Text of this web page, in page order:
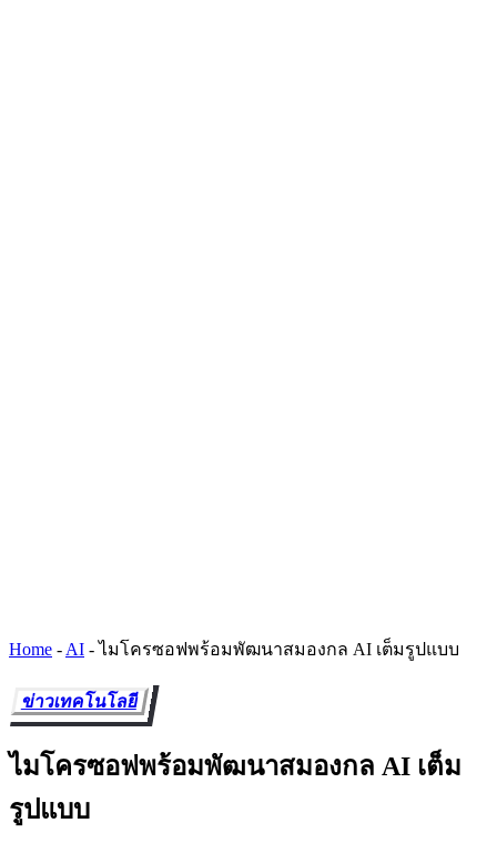
Home -AI -ไมโครซอฟพร้อมพัฒนาสมองกล AI เต็มรูปแบบ
ข่าวเทคโนโลยี
ไมโครซอฟพร้อมพัฒนาสมองกล AI เต็ม
รูปแบบ